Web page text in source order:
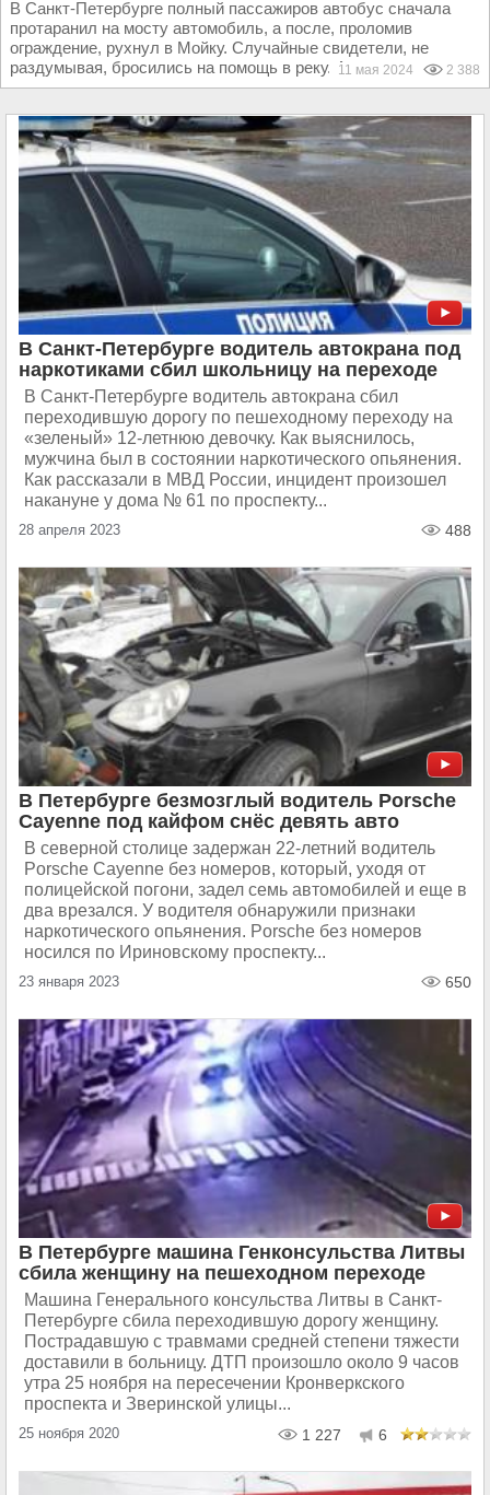
В Санкт-Петербурге полный пассажиров автобус сначала
протаранил на мосту автомобиль, а после, проломив
ограждение, рухнул в Мойку. Случайные свидетели, не
раздумывая, бросились на помощь в реку. А потом стали...
11 мая 2024 2 388
В Санкт-Петербурге водитель автокрана под
наркотиками сбил школьницу на переходе
В Санкт-Петербурге водитель автокрана сбил
переходившую дорогу по пешеходному переходу на
«зеленый» 12-летнюю девочку. Как выяснилось,
мужчина был в состоянии наркотического опьянения.
Как рассказали в МВД России, инцидент произошел
накануне у дома № 61 по проспекту...
28 апреля 2023 488
В Петербурге безмозглый водитель Porsche
Cayenne под кайфом снёс девять авто
В северной столице задержан 22-летний водитель
Porsche Cayenne без номеров, который, уходя от
полицейской погони, задел семь автомобилей и еще в
два врезался. У водителя обнаружили признаки
наркотического опьянения. Porsche без номеров
носился по Ириновскому проспекту...
23 января 2023 650
В Петербурге машина Генконсульства Литвы
сбила женщину на пешеходном переходе
Машина Генерального консульства Литвы в Санкт-
Петербурге сбила переходившую дорогу женщину.
Пострадавшую с травмами средней степени тяжести
доставили в больницу. ДТП произошло около 9 часов
утра 25 ноября на пересечении Кронверкского
проспекта и Зверинской улицы...
25 ноября 2020 1 227 6